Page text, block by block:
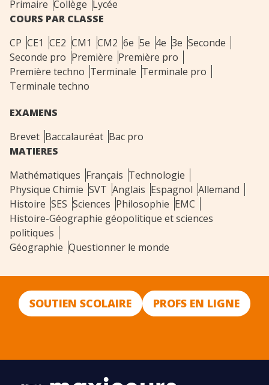
Primaire Collège Lycée
COURS PAR CLASSE
CP CE1 CE2 CM1 CM2 6e 5e 4e 3e Seconde
Seconde pro Première Première pro
Première techno Terminale Terminale pro
Terminale techno
EXAMENS
Brevet Baccalauréat Bac pro
MATIERES
Mathématiques Français Technologie
Physique Chimie SVT Anglais Espagnol Allemand
Histoire SES Sciences Philosophie EMC
Histoire-Géographie géopolitique et sciences
politiques
Géographie Questionner le monde
SOUTIEN SCOLAIRE PROFS EN LIGNE